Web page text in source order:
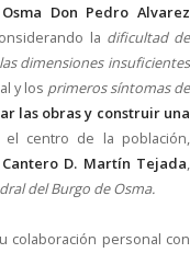
Don Pedro Alvarez
la dificultad de
dimensiones insuficientes
y los primeros síntomas de
las obras y construir una
centro de la población,
D. Martín Tejada
del Burgo de Osma.
colaboración personal con